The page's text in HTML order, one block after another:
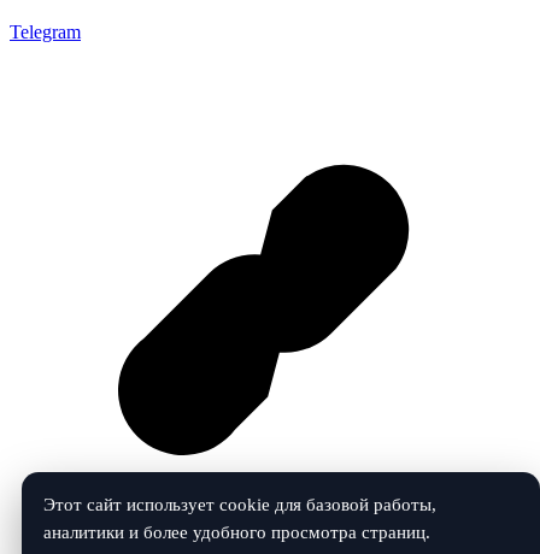
Telegram
Этот сайт использует cookie для базовой работы,
аналитики и более удобного просмотра страниц.